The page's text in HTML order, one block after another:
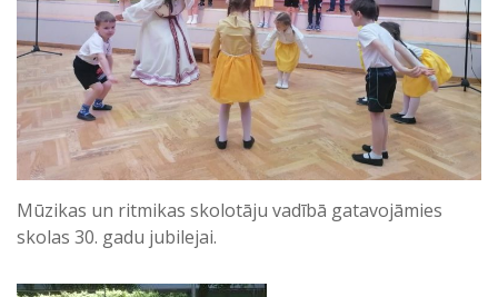
Mūzikas un ritmikas skolotāju vadībā gatavojāmies
skolas 30. gadu jubilejai.